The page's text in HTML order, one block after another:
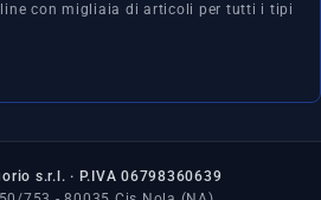
con migliaia di articoli per tutti i tipi
s.r.l. · P.IVA 06798360639